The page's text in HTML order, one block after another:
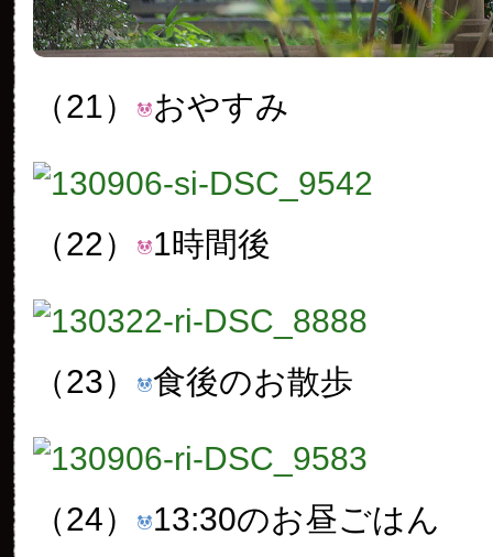
（21） おやすみ
（22） 1時間後
（23） 食後のお散歩
（24） 13:30のお昼ごはん